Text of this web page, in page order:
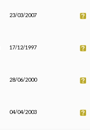
23/03/2007
17/12/1997
28/06/2000
04/04/2003